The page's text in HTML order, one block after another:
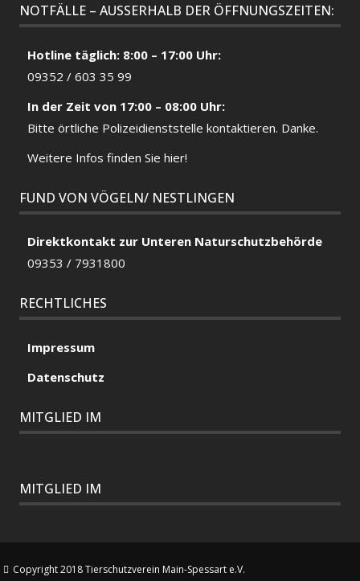
NOTFÄLLE – AUSSERHALB DER ÖFFNUNGSZEITEN:
Hotline täglich: 8:00 – 17:00 Uhr:
09352 / 603 35 99
In der Zeit von 17:00 – 08:00 Uhr:
Bitte örtliche Polizeidienststelle kontaktieren. Danke.
Weitere Infos finden Sie hier!
FUND VON VÖGELN/ NESTLINGEN
Direktkontakt zur Unteren Naturschutzbehörde
09353 / 7931800
RECHTLICHES
Impressum
Datenschutz
MITGLIED IM
MITGLIED IM
Copyright 2018 Tierschutzverein Main-Spessart e.V.